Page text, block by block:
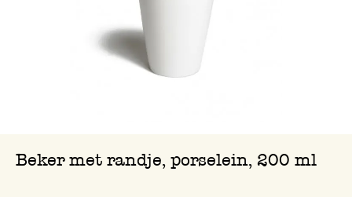
Beker met randje, porselein, 200 ml